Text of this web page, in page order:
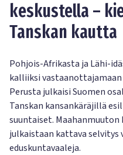
keskustella –
Tanskan kautta
Pohjois-Afrikasta ja Lähi-
kalliiksi
Perusta julkaisi Suomen
Tanskan kansankäräjillä
suuntaiset.
julkaistaan kattava selvitys
eduskuntavaaleja.